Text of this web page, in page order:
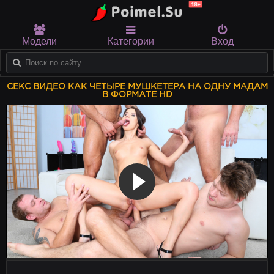
Модели Категории Вход
СЕКС ВИДЕО КАК ЧЕТЫРЕ МУШКЕТЕРА НА ОДНУ МАДАМ
В ФОРМАТЕ HD